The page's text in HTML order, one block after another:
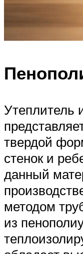
Утеплитель
твердой
стенок и
данный
методом
из